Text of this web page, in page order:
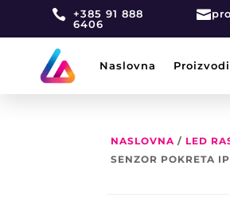
 +385 91 888
6406

Naslovna Proizvodi
NASLOVNA / LED
SENZOR POKRETA